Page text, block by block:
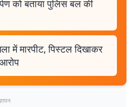
को बताया पुलिस बल की
में मारपीट, पिस्टल दिखाकर